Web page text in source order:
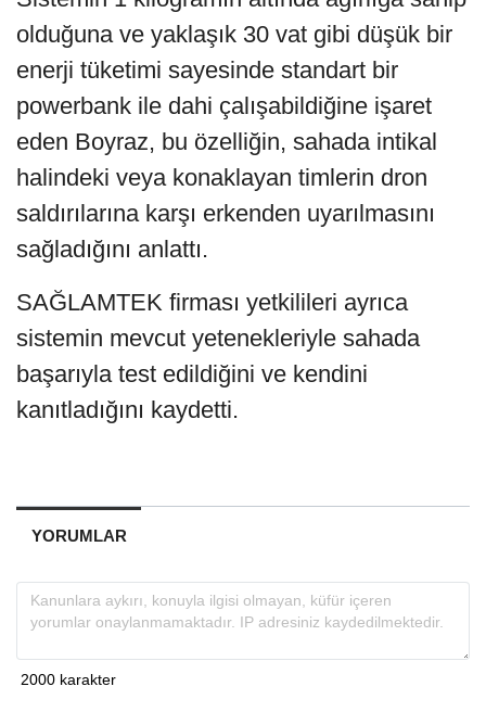
olduğuna ve yaklaşık 30 vat gibi düşük bir
enerji tüketimi sayesinde standart bir
powerbank ile dahi çalışabildiğine işaret
eden Boyraz, bu özelliğin, sahada intikal
halindeki veya konaklayan timlerin dron
saldırılarına karşı erkenden uyarılmasını
sağladığını anlattı.
SAĞLAMTEK firması yetkilileri ayrıca
sistemin mevcut yetenekleriyle sahada
başarıyla test edildiğini ve kendini
kanıtladığını kaydetti.
YORUMLAR